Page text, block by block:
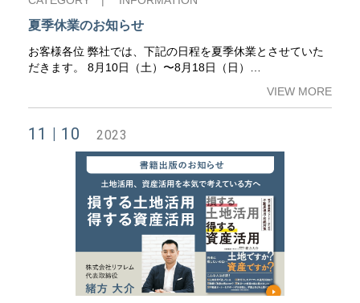
夏季休業のお知らせ
お客様各位 弊社では、下記の日程を夏季休業とさせていた
だきます。 8月10日（土）〜8月18日（日）…
VIEW MORE
11 10 2023